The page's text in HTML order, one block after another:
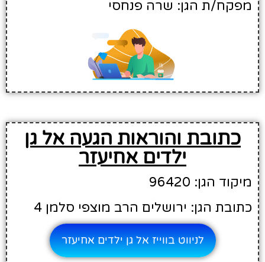
מפקח/ת הגן: שרה פנחסי
כתובת והוראות הגעה אל גן
ילדים אחיעזר
מיקוד הגן: 96420
כתובת הגן: ירושלים הרב מוצפי סלמן 4
לניווט בווייז אל גן ילדים אחיעזר